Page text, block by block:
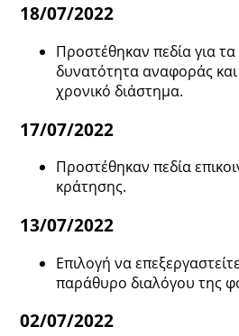
18/07/2022
Προστέθηκαν πεδία για
δυνατότητα αναφοράς
χρονικό διάστημα.
17/07/2022
Προστέθηκαν πεδία
κράτησης.
13/07/2022
Επιλογή να
παράθυρο διαλόγου της
02/07/2022